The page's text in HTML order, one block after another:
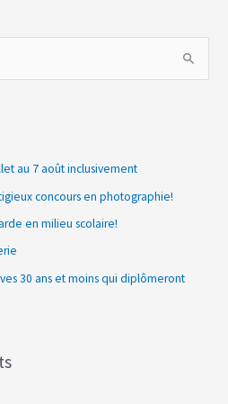
au 7 août inclusivement
concours en photographie!
en milieu scolaire!
30 ans et moins qui diplômeront